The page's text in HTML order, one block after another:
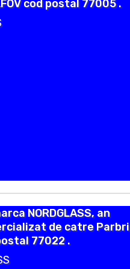
cod postal 77005 .
NORDGLASS, an
de catre
77022 .